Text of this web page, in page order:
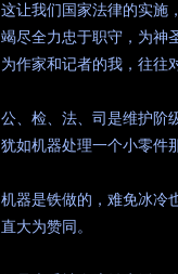
这让我们国家法律的实施
竭尽全力忠于职守，为神
为作家和记者的我，往往
公、检、法、司是维护阶
犹如机器处理一个小零件
机器是铁做的，难免冰冷
直大为赞同。